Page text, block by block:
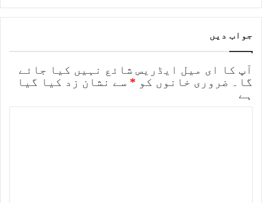
جواب دیں
آپ کا ای میل ایڈریس شائع نہیں کیا جائے
گا۔
ضروری خانوں کو * سے نشان زد کیا گیا
ہے